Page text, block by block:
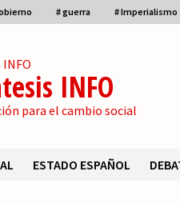
# guerra # Imperialismo
INFO
para el cambio social
ESTADO ESPAÑOL